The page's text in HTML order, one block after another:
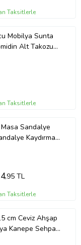
Taksitlerle
Mobilya Sunta
Alt Takozu
Ayak -20 Adet
Taksitlerle
Sandalye
Kaydırmaz
,95 TL
Taksitlerle
cm Ceviz Ahşap
Kanepe Sehpa
Ayak